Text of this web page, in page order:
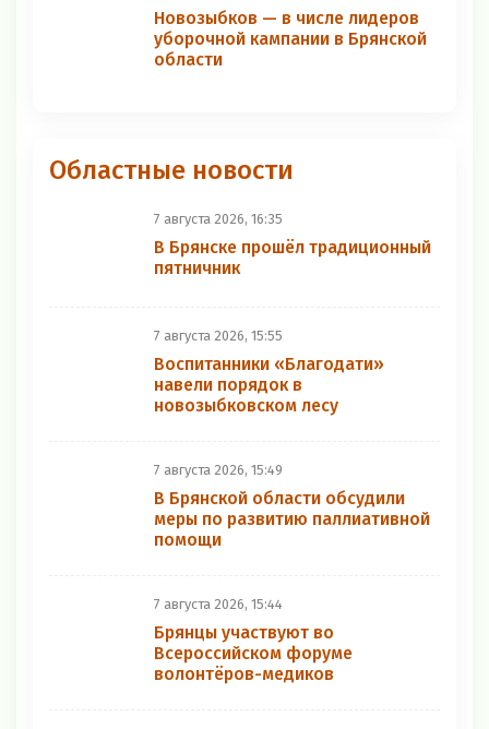
Новозыбков — в числе лидеров
уборочной кампании в Брянской
области
Областные новости
7 августа 2026, 16:35
В Брянске прошёл традиционный
пятничник
7 августа 2026, 15:55
Воспитанники «Благодати»
навели порядок в
новозыбковском лесу
7 августа 2026, 15:49
В Брянской области обсудили
меры по развитию паллиативной
помощи
7 августа 2026, 15:44
Брянцы участвуют во
Всероссийском форуме
волонтёров-медиков